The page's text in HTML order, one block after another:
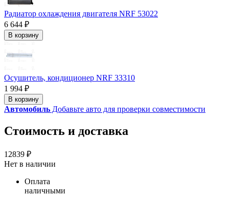
Радиатор охлаждения двигателя NRF 53022
6 644 ₽
В корзину
Осушитель, кондиционер NRF 33310
1 994 ₽
В корзину
Автомобиль Добавьте авто для проверки совместимости
Стоимость и доставка
12839 ₽
Нет в наличии
Оплата
наличными